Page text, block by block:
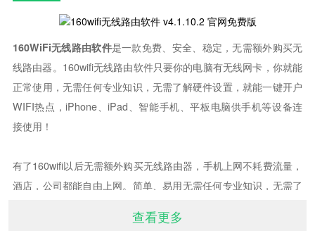
160WiFi无线路由软件是一款免费、安全、稳定，无需额外购买无
线路由器。160wifi无线路由软件只要你的电脑有无线网卡，你就能
正常使用，无需任何专业知识，无需了解硬件设置，就能一键开户
WIFI热点，iPhone、iPad、智能手机、平板电脑供手机等设备连
接使用！
有了160wifi以后无需额外购买无线路由器，手机上网不耗费流量，
酒店，公司都能自由上网。简单、易用无需任何专业知识，无需了
主流电脑均可使用，深度兼容microsoft windows系统。
查看更多